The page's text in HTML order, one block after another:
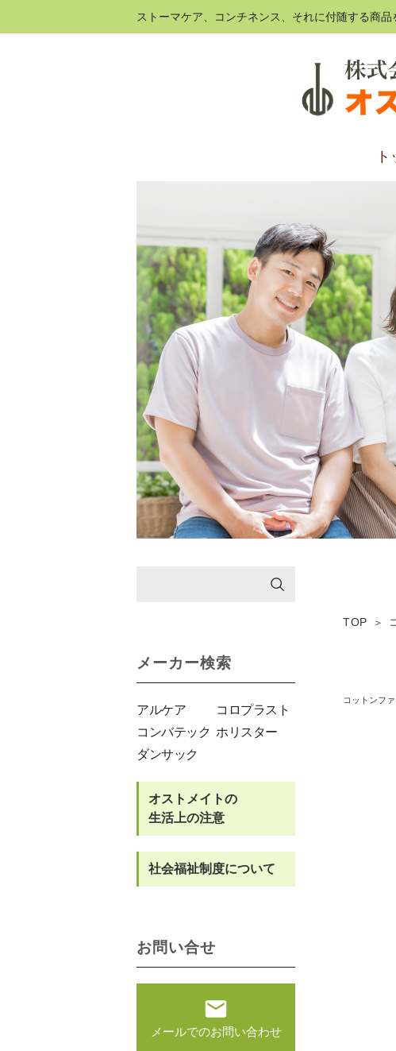
ストーマケア、コンチネンス、それに付随する商
TOP
コットンフ
メーカー検索
アルケア
コロプラスト
コンバテック ホリスター
ダンサック
オストメイトの
生活上の注意
社会福祉制度について
お問い合せ
メールでのお問い合わせ